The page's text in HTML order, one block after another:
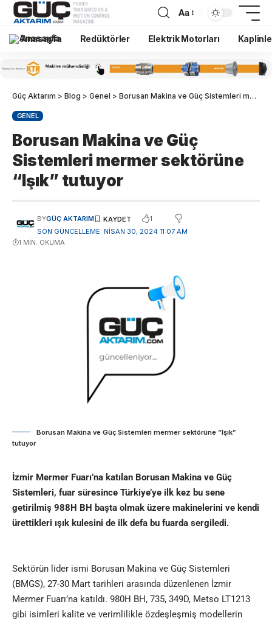
Aa
Anasayfa Redüktörler Elektrik Motorları
Güç Aktarım > Blog > Genel > Borusan Makina ve Güç Sistemleri mermer sektörüne “Işık” tutuyor
GENEL
Borusan Makina ve Güç
Sistemleri mermer sektörüne
“Işık” tutuyor
SON GÜNCELLEME: NISAN 30, 2024 11:07 AM
BYGÜÇ AKTARIM 1
1 MIN. OKUMA
Borusan Makina ve Güç Sistemleri mermer sektörüne “Işık”
tutuyor
İzmir Mermer Fuarı’na katılan Borusan Makina ve Güç
Sistemleri, fuar süresince Türkiye’ye ilk kez bu sene
getirilmiş 988H BH başta olmak üzere makinelerini ve kendi
ürettikleri ışık kulesini de ilk defa bu fuarda sergiledi.
Sektörün lider ismi Borusan Makina ve Güç Sistemleri
(BMGS), 27-30 Mart tarihleri arasında düzenlenen İzmir
Mermer Fuarı’na katıldı. 980H BH, 735, 349D, Metso LT1213
gibi isimleri kalite ve verimlilikle özdeşleşmiş modellerin